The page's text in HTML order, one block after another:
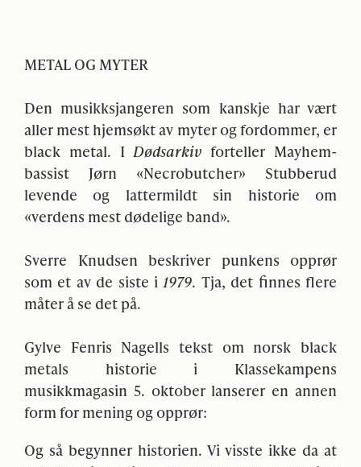
METAL OG MYTER
Den musikksjangeren som kanskje har vært
aller mest hjemsøkt av myter og fordommer, er
black metal. IDødsarkiv forteller Mayhem-
bassist Jørn «Necrobutcher» Stubberud
levende og lattermildt sin historie om
«verdens mest dødelige band».
Sverre Knudsen beskriver punkens opprør
som et av de siste i1979. Tja, det finnes flere
måter å se det på.
Gylve Fenris Nagells tekst om norsk black
metals historie i Klassekampens
musikkmagasin 5. oktober lanserer en annen
form for mening og opprør:
Og så begynner historien. Vi visste ikke da at